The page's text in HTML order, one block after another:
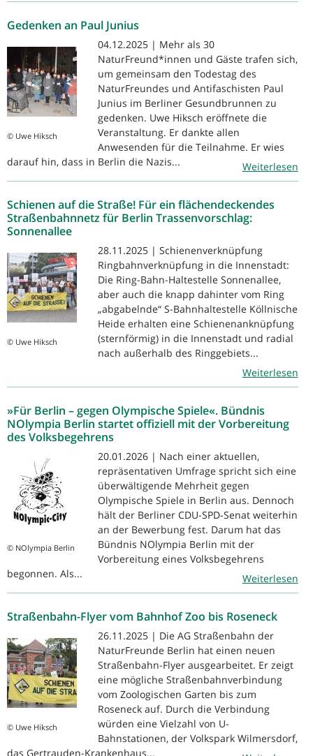
Gedenken an Paul Junius
© Uwe Hiksch
04.12.2025 | Mehr als 30
NaturFreund*innen und Gäste trafen sich,
um gemeinsam den Todestag des
NaturFreundes und Antifaschisten Paul
Junius im Berliner Gesundbrunnen zu
gedenken. Uwe Hiksch eröffnete die
Veranstaltung. Er dankte allen
Anwesenden für die Teilnahme. Er wies
darauf hin, dass in Berlin die Nazis...
Weiterlesen
Schienen auf die Straße! Für ein flächendeckendes
Straßenbahnnetz für Berlin Trassenvorschlag:
Sonnenallee
© Uwe Hiksch
28.11.2025 | Schienenverknüpfung
Ringbahnverknüpfung in die Innenstadt:
Die Ring-Bahn-Haltestelle Sonnenallee,
aber auch die knapp dahinter vom Ring
„abgabelnde“ S-Bahnhaltestelle Köllnische
Heide erhalten eine Schienenanknüpfung
(sternförmig) in die Innenstadt und radial
nach außerhalb des Ringgebiets...
Weiterlesen
»Für Berlin – gegen Olympische Spiele«. Bündnis
NOlympia Berlin startet offiziell mit der Vorbereitung
des Volksbegehrens
© NOlympia Berlin
20.01.2026 | Nach einer aktuellen,
repräsentativen Umfrage spricht sich eine
überwältigende Mehrheit gegen
Olympische Spiele in Berlin aus. Dennoch
hält der Berliner CDU-SPD-Senat weiterhin
an der Bewerbung fest. Darum hat das
Bündnis NOlympia Berlin mit der
Vorbereitung eines Volksbegehrens
begonnen. Als...
Weiterlesen
Straßenbahn-Flyer vom Bahnhof Zoo bis Roseneck
© Uwe Hiksch
26.11.2025 | Die AG Straßenbahn der
NaturFreunde Berlin hat einen neuen
Straßenbahn-Flyer ausgearbeitet. Er zeigt
eine mögliche Straßenbahnverbindung
vom Zoologischen Garten bis zum
Roseneck auf. Durch die Verbindung
würden eine Vielzahl von U-
Bahnstationen, der Volkspark Wilmersdorf,
das Gertrauden-Krankenhaus...